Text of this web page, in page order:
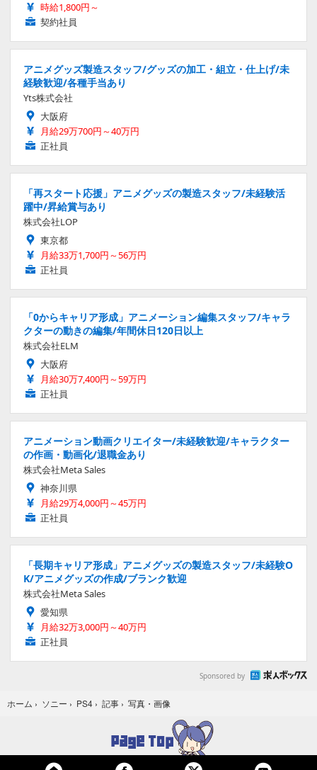
時給1,800円～
契約社員
アニメグッズ製造スタッフ/グッズの加工・組立・仕上げ/未
経験歓迎/各種手当あり
Yts株式会社
大阪府
月給29万700円～40万円
正社員
「再スタート応援」アニメグッズの製造スタッフ/未経験活
躍中/昇給賞与あり
株式会社LOP
東京都
月給33万1,700円～56万円
正社員
「0からキャリア形成」アニメーション編集スタッフ/キャラ
クターの動きの編集/年間休日120日以上
株式会社ELM
大阪府
月給30万7,400円～59万円
正社員
アニメーション動画クリエイター/未経験歓迎/キャラクター
の作画・動画化/退職金あり
株式会社Meta Sales
神奈川県
月給29万4,000円～45万円
正社員
「長期キャリア形成」アニメグッズの製造スタッフ/未経験O
K/アニメグッズの作成/ブランク歓迎
株式会社Meta Sales
愛知県
月給32万3,000円～40万円
正社員
Sponsored by
ホーム › ソニー › PS4 › 記事 › 写真・画像